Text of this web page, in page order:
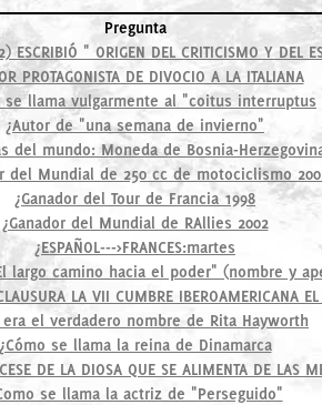
Pregunta
ESCRIBIÓ " ORIGEN DEL CRITICISMO Y DEL
PROTAGONISTA DE DIVOCIO A LA ITALIANA
se llama vulgarmente al "coitus interruptus
¿Autor de "una semana de invierno"
del mundo: Moneda de Bosnia-
del Mundial de 250 cc de motociclismo
¿Ganador del Tour de Francia 1998
¿Ganador del Mundial de RAllies 2002
¿ESPAÑOL--->FRANCES:martes
largo camino hacia el poder" (nombre y
LA VII CUMBRE IBEROAMERICANA
era el verdadero nombre de Rita Hayworth
¿Cómo se llama la reina de Dinamarca
DE LA DIOSA QUE SE ALIMENTA DE LAS
se llama la actriz de "Perseguido"